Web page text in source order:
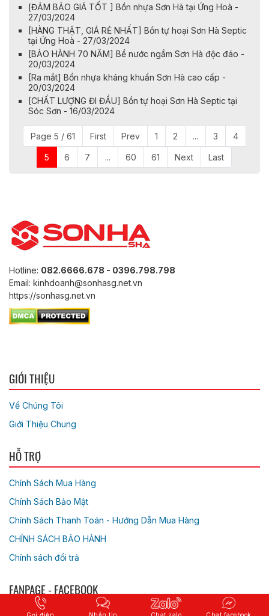
[ĐẢM BẢO GIÁ TỐT ] Bồn nhựa Sơn Hà tại Ứng Hoà -
27/03/2024
[HÀNG THẬT, GIÁ RẺ NHẤT] Bồn tự hoại Sơn Hà Septic
tại Ứng Hoà - 27/03/2024
[BẢO HÀNH 70 NĂM] Bể nước ngầm Sơn Hà độc đáo -
20/03/2024
[Ra mắt] Bồn nhựa kháng khuẩn Sơn Hà cao cấp -
20/03/2024
[CHẤT LƯỢNG ĐI ĐẦU] Bồn tự hoại Sơn Hà Septic tại
Sóc Sơn - 16/03/2024
Page 5 / 61 First Prev 1 2 ... 3 4
5 6 7 ... 60 61 Next Last
Hotline: 082.6666.678 - 0396.798.798
Email: kinhdoanh@sonhasg.net.vn
https://sonhasg.net.vn
GIỚI THIỆU
Về Chúng Tôi
Giới Thiệu Chung
HỖ TRỢ
Chính Sách Mua Hàng
Chính Sách Bảo Mật
Chính Sách Thanh Toán - Hướng Dẫn Mua Hàng
CHÍNH SÁCH BẢO HÀNH
Chính sách đổi trả
FANPAGE - FACEBOOK
Gọi điện Nhắn tin Chat zalo Chat facebook